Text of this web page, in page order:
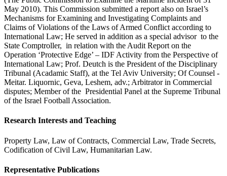
May 2010). This Commission submitted a report also on Israel’s
Mechanisms for Examining and Investigating Complaints and
Claims of Violations of the Laws of Armed Conflict according to
International Law; He served in addition as a special advisor to the
State Comptroller, in relation with the Audit Report on the
Operation ‘Protective Edge’ – IDF Activity from the Perspective of
International Law; Prof. Deutch is the President of the Disciplinary
Tribunal (Acadamic Staff), at the Tel Aviv University; Of Counsel -
Meitar. Liquornic, Geva, Leshem, adv.; Arbitrator in Commercial
disputes; Member of the Presidential Panel at the Supreme Tribunal
of the Israel Football Association.
Research Interests and Teaching
Property Law, Law of Contracts, Commercial Law, Trade Secrets,
Codification of Civil Law, Humanitarian Law.
Representative Publications